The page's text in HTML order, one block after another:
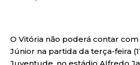
O Vitória não poderá contar
Júnior na partida da terça-feira